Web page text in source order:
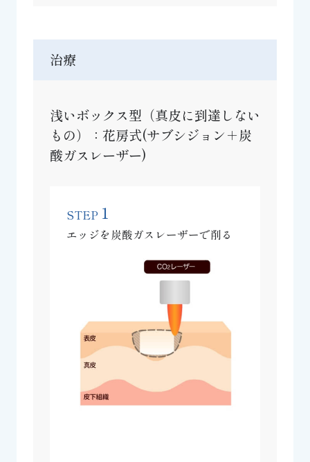
治療
浅いボックス型（真皮に到達しない
もの）：花房式(サブシジョン＋炭
酸ガスレーザー)
STEP 1
エッジを炭酸ガスレーザーで削る